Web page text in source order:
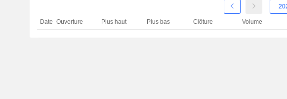
Date Ouverture Plus haut Plus bas Clôture Volume